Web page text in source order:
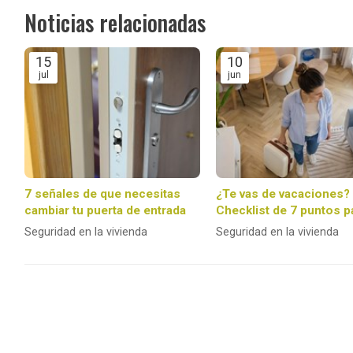
Noticias relacionadas
15
jul
7 señales de que necesitas
cambiar tu puerta de entrada
Seguridad en la vivienda
10
jun
¿Te vas de vacaciones?
Checklist de 7 puntos
dejar tu casa 100 %
Seguridad en la vivienda